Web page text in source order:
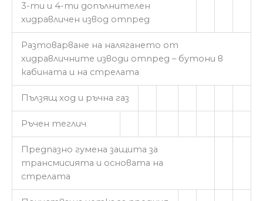
3-ти и 4-ти допълнителен
хидравличен извод отпред
Разтоварване на налягането от
хидравличните изводи отпред – бутони в
кабината и на стрелата
Пълзящ ход и ръчна газ
Ръчен теглич
Предпазно гумена защита за
трансмисията и основата на
стрелата